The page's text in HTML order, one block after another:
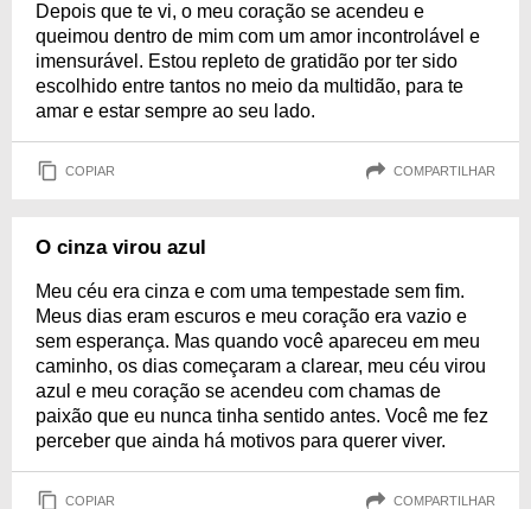
Depois que te vi, o meu coração se acendeu e
queimou dentro de mim com um amor incontrolável e
imensurável. Estou repleto de gratidão por ter sido
escolhido entre tantos no meio da multidão, para te
amar e estar sempre ao seu lado.
COPIAR COMPARTILHAR
O cinza virou azul
Meu céu era cinza e com uma tempestade sem fim.
Meus dias eram escuros e meu coração era vazio e
sem esperança. Mas quando você apareceu em meu
caminho, os dias começaram a clarear, meu céu virou
azul e meu coração se acendeu com chamas de
paixão que eu nunca tinha sentido antes. Você me fez
perceber que ainda há motivos para querer viver.
COPIAR COMPARTILHAR